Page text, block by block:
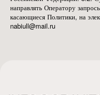
направлять Оператору
касающиеся Политики, на
nabiull@mail.ru